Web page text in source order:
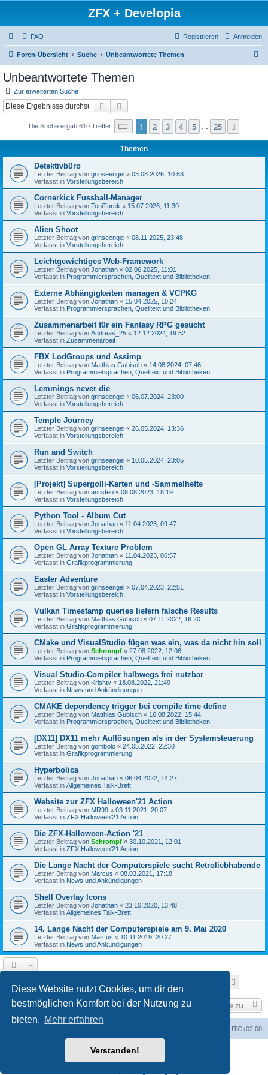
Diese Website nutzt Cookies, um dir den
bestmöglichen Komfort bei der Nutzung zu
bieten. Mehr erfahren
Verstanden!
ZFX + Developia
FAQ Anmelden
Registrieren
Foren-Übersicht Suche Unbeantwortete Themen
Unbeantwortete Themen
Zur erweiterten Suche
Suche
Die Suche ergab 610 Treffer Seite 1von 25
1 2 3 4 5 25
Themen
Detektivbüro
Letzter Beitrag von grinseengel « 03.08.2026, 10:53
Verfasst in Vorstellungsbereich
Cornerkick Fussball-Manager
Letzter Beitrag von ToniTurek « 15.07.2026, 11:30
Verfasst in Vorstellungsbereich
Alien Shoot
Letzter Beitrag von grinseengel « 08.11.2025, 23:48
Verfasst in Vorstellungsbereich
Leichtgewichtiges Web-Framework
Letzter Beitrag von Jonathan « 02.06.2025, 11:01
Verfasst in Programmiersprachen, Quelltext und Bibliotheken
Externe Abhängigkeiten managen & VCPKG
Letzter Beitrag von Jonathan « 15.04.2025, 10:24
Verfasst in Programmiersprachen, Quelltext und Bibliotheken
Zusammenarbeit für ein Fantasy RPG gesucht
Letzter Beitrag von Andreas_25 « 12.12.2024, 19:52
Verfasst in Zusammenarbeit
FBX LodGroups und Assimp
Letzter Beitrag von Matthias Gubisch « 14.08.2024, 07:46
Verfasst in Programmiersprachen, Quelltext und Bibliotheken
Lemmings never die
Letzter Beitrag von grinseengel « 06.07.2024, 23:00
Verfasst in Vorstellungsbereich
Temple Journey
Letzter Beitrag von grinseengel « 26.05.2024, 13:36
Verfasst in Vorstellungsbereich
Run and Switch
Letzter Beitrag von grinseengel « 10.05.2024, 23:05
Verfasst in Vorstellungsbereich
[Projekt] Supergolli-Karten und -Sammelhefte
Letzter Beitrag von antisteo « 08.08.2023, 18:19
Verfasst in Vorstellungsbereich
Python Tool - Album Cut
Letzter Beitrag von Jonathan « 11.04.2023, 09:47
Verfasst in Vorstellungsbereich
Open GL Array Texture Problem
Letzter Beitrag von Jonathan « 11.04.2023, 06:57
Verfasst in Grafikprogrammierung
Easter Adventure
Letzter Beitrag von grinseengel « 07.04.2023, 22:51
Verfasst in Vorstellungsbereich
Vulkan Timestamp queries liefern falsche Results
Letzter Beitrag von Matthias Gubisch « 07.11.2022, 16:20
Verfasst in Grafikprogrammierung
CMake und VisualStudio fügen was ein, was da nicht hin soll
Letzter Beitrag von Schrompf « 27.08.2022, 12:06
Verfasst in Programmiersprachen, Quelltext und Bibliotheken
Visual Studio-Compiler halbwegs frei nutzbar
Letzter Beitrag von Krishty « 18.08.2022, 21:49
Verfasst in News und Ankündigungen
CMAKE dependency trigger bei compile time define
Letzter Beitrag von Matthias Gubisch « 16.08.2022, 15:44
Verfasst in Programmiersprachen, Quelltext und Bibliotheken
[DX11] DX11 mehr Auflösungen als in der Systemsteuerung
Letzter Beitrag von gombolo « 24.05.2022, 22:30
Verfasst in Grafikprogrammierung
Hyperbolica
Letzter Beitrag von Jonathan « 06.04.2022, 14:27
Verfasst in Allgemeines Talk-Brett
Website zur ZFX Halloween'21 Action
Letzter Beitrag von MR99 « 03.11.2021, 20:07
Verfasst in ZFX Halloween'21 Action
Die ZFX-Halloween-Action '21
Letzter Beitrag von Schrompf « 30.10.2021, 12:01
Verfasst in ZFX Halloween'21 Action
Die Lange Nacht der Computerspiele sucht Retroliebhabende
Letzter Beitrag von Marcus « 08.03.2021, 17:18
Verfasst in News und Ankündigungen
Shell Overlay Icons
Letzter Beitrag von Jonathan « 23.10.2020, 13:48
Verfasst in Allgemeines Talk-Brett
14. Lange Nacht der Computerspiele am 9. Mai 2020
Letzter Beitrag von Marcus « 10.11.2019, 20:27
Verfasst in News und Ankündigungen
Gehe zu
UTC+02:00
Powered byphpBB® Forum Software © phpBB Limited
phpBB.de